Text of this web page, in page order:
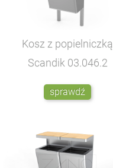
Kosz z popielniczką
Scandik 03.046.2
sprawdź